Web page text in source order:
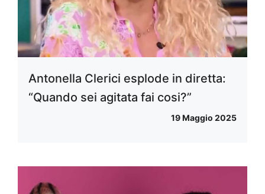
Antonella Clerici esplode in diretta:
“Quando sei agitata fai cosi?”
19 Maggio 2025